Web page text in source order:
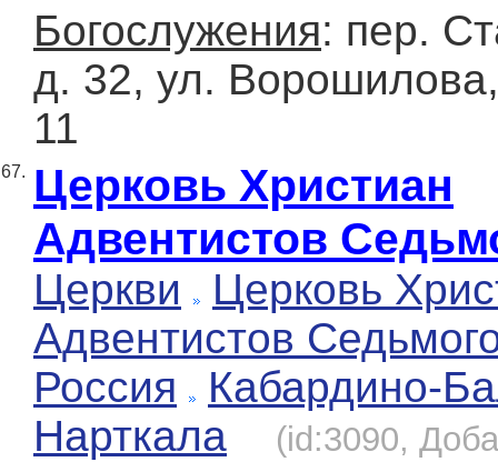
Богослужения: пер.
д. 32, ул.
11
67. Церковь Христиан
Адвентистов
Церкви
Церковь
Адвентистов
Россия
Кабардино-
Нарткала
(id:3090,